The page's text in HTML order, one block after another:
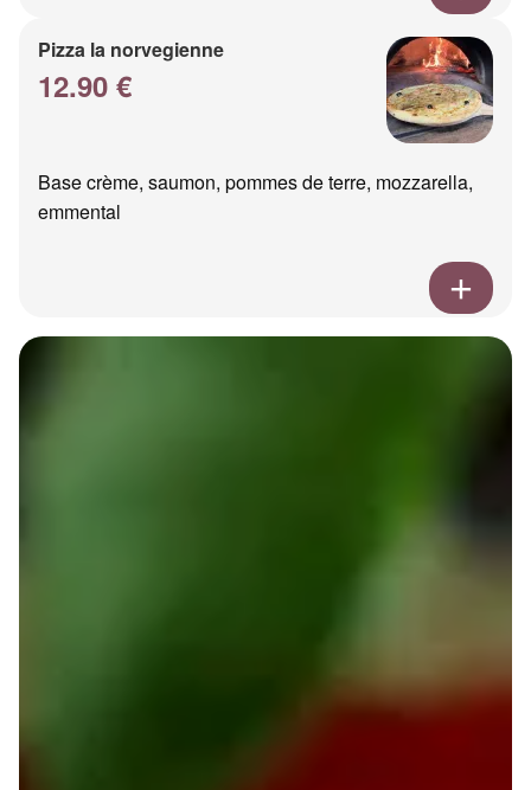
Pizza la norvegienne
12.90 €
Base crème, saumon, pommes de terre, mozzarella,
emmental